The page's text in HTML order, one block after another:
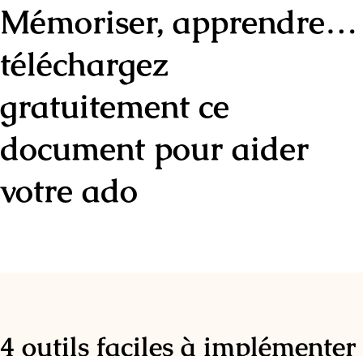
Mémoriser, apprendre…
téléchargez
gratuitement ce
document pour aider
votre ado
4 outils faciles à implémenter